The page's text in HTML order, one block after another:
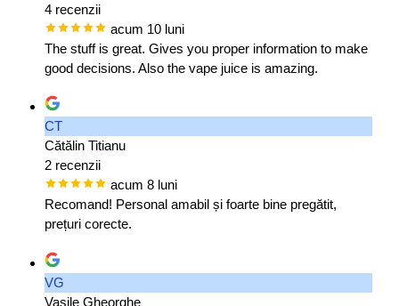
4 recenzii
acum 10 luni
The stuff is great. Gives you proper information to make
good decisions. Also the vape juice is amazing.
CT
Cătălin Titianu
2 recenzii
acum 8 luni
Recomand! Personal amabil și foarte bine pregătit,
prețuri corecte.
VG
Vasile Gheorghe